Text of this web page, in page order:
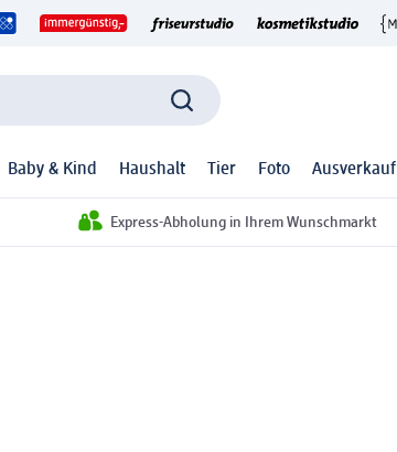
Baby & Kind Haushalt Tier Foto Ausverkauf
Express-Abholung in Ihrem Wunschmarkt